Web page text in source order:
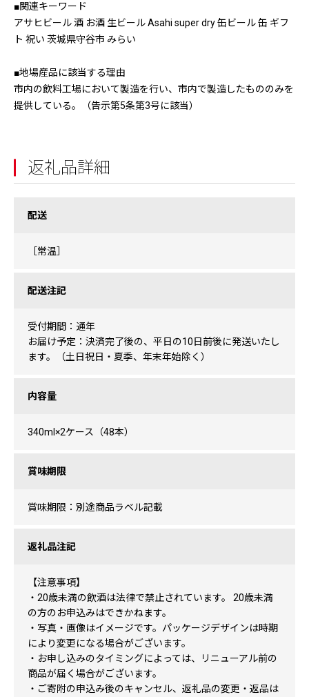
■関連キーワード
アサヒビール 酒 お酒 生ビール Asahi super dry 缶ビール 缶 ギフ
ト 祝い 茨城県守谷市 みらい
■地場産品に該当する理由
市内の飲料工場において製造を行い、市内で製造したもののみを
提供している。（告示第5条第3号に該当）
返礼品詳細
配送
［常温］
配送注記
受付期間：通年
お届け予定：決済完了後の、平日の10日前後に発送いたし
ます。（土日祝日・夏季、年末年始除く）
内容量
340ml×2ケース（48本）
賞味期限
賞味期限：別途商品ラベル記載
返礼品注記
【注意事項】
・20歳未満の飲酒は法律で禁止されています。 20歳未満
の方のお申込みはできかねます。
・写真・画像はイメージです。パッケージデザインは時期
により変更になる場合がございます。
・お申し込みのタイミングによっては、リニューアル前の
商品が届く場合がございます。
・ご寄附の申込み後のキャンセル、返礼品の変更・返品は